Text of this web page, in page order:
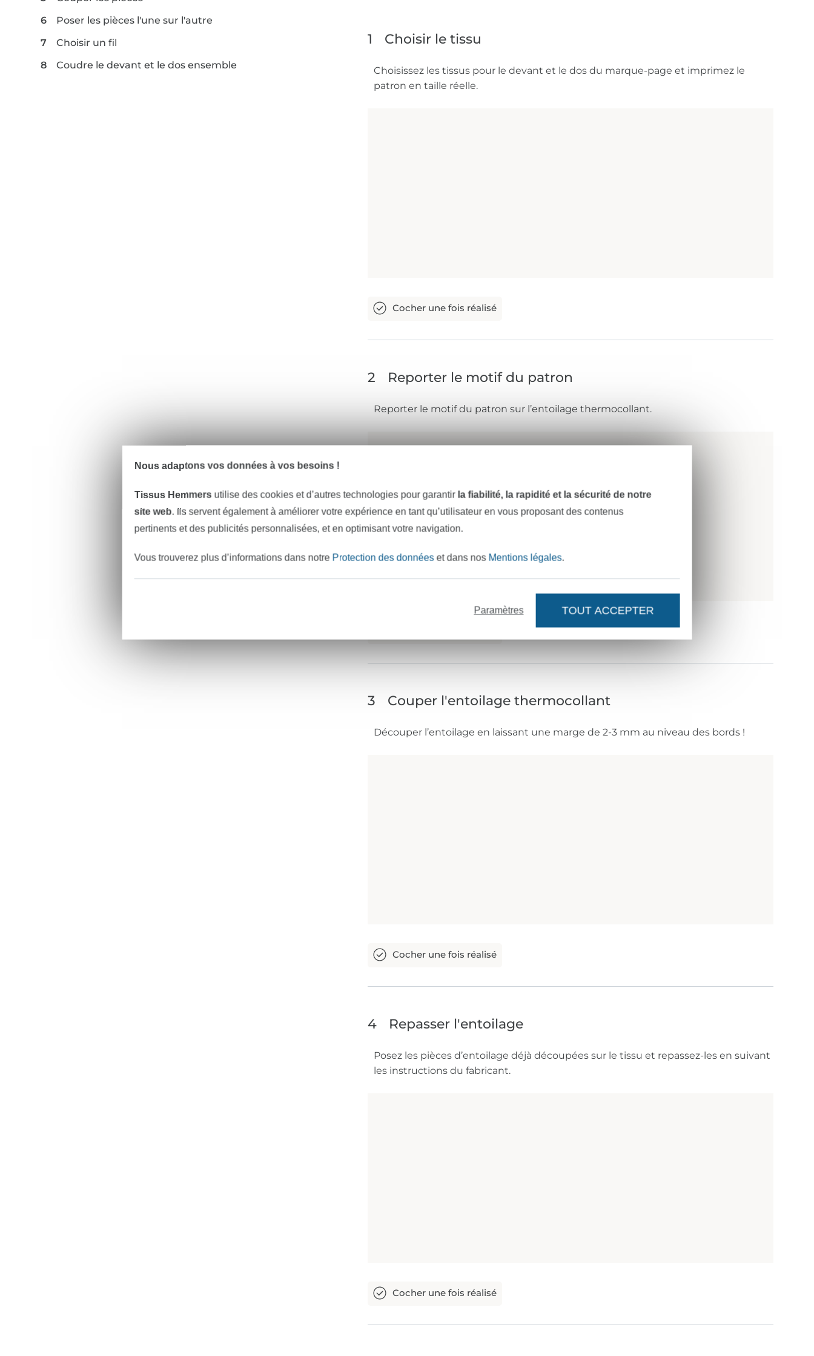
Poser les pièces l'une sur l'autre
Choisir un fil
Coudre le devant et le dos ensemble
1 Choisir le tissu
Choisissez les tissus pour le devant et le dos du marque-page et imprimez le
patron en taille réelle.
2 Reporter le motif du patron
Reporter le motif du patron sur l’entoilage thermocollant.
3 Couper l'entoilage thermocollant
Découper l’entoilage en laissant une marge de 2-3 mm au niveau des bords !
4 Repasser l'entoilage
Posez les pièces d’entoilage déjà découpées sur le tissu et repassez-les en suivant
les instructions du fabricant.
Nous adaptons vos données à vos besoins !
Tissus Hemmers utilise des cookies et d’autres technologies pour garantir la fiabilité, la rapidité et la sécurité de notre
site web. Ils servent également à améliorer votre expérience en tant qu’utilisateur en vous proposant des contenus
pertinents et des publicités personnalisées, et en optimisant votre navigation.
Vous trouverez plus d’informations dans notre Protection des donnéeset dans nos Mentions légales.
Paramètres TOUT ACCEPTER